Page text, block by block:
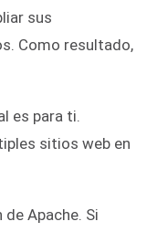
sus
Como resultado,
es para ti.
sitios web en
Apache. Si